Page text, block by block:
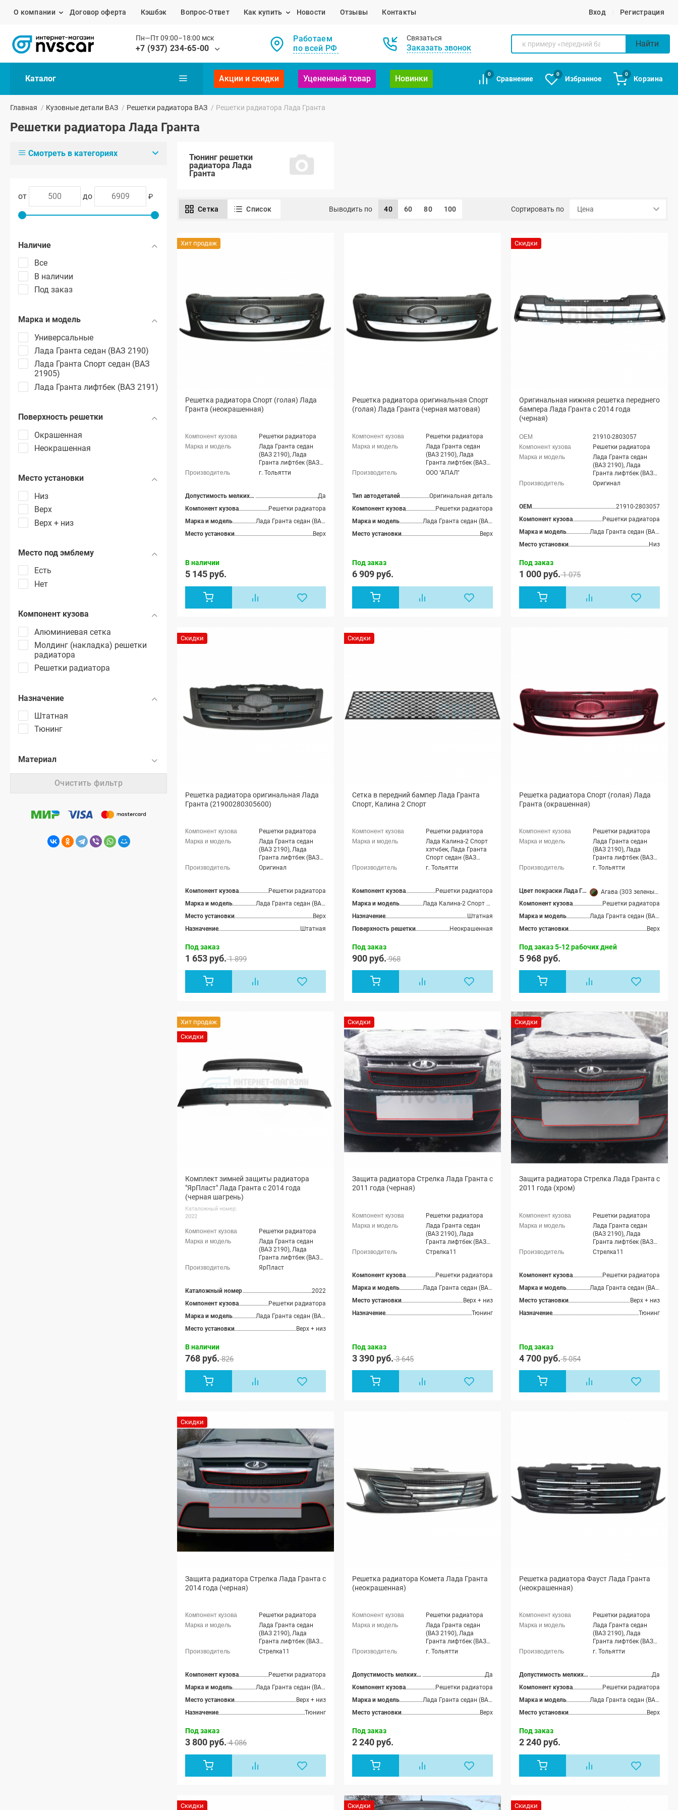
О компании Договор оферта Кэшбэк Вопрос-Ответ Как купить Новости Отзывы Контакты Вход Регистрация
Пн—Пт 09:00–18:00 мск
+7 (937) 234-65-00
Работаем
по всей РФ
Связаться
Заказать звонок Найти
Каталог Акции и скидки Уцененный товар Новинки
0
Сравнение
0
Избранное
0
Корзина
Главная / Кузовные детали ВАЗ / Решетки радиатора ВАЗ / Решетки радиатора Лада Гранта
Решетки радиатора Лада Гранта
Смотреть в категориях
от до ₽
Наличие
Все
В наличии
Под заказ
Марка и модель
Универсальные
Лада Гранта седан (ВАЗ 2190)
Лада Гранта Спорт седан (ВАЗ
21905)
Лада Гранта лифтбек (ВАЗ 2191)
Поверхность решетки
Окрашенная
Неокрашенная
Место установки
Низ
Верх
Верх + низ
Место под эмблему
Есть
Нет
Компонент кузова
Алюминиевая сетка
Молдинг (накладка) решетки
радиатора
Решетки радиатора
Назначение
Штатная
Тюнинг
Материал
Очистить фильтр
Тюнинг решетки
радиатора Лада
Гранта
Сетка Список Выводить по 40 60 80 100 Сортировать по
Хит продаж
Решетка радиатора Спорт (голая) Лада
Гранта (неокрашенная)
Решетки радиатора
Лада Гранта седан
(ВАЗ 2190), Лада
Гранта лифтбек (ВАЗ
2191)
г. Тольятти
Допустимость мелких царапин
Да
Компонент кузова
Решетки радиатора
Марка и модель
Лада Гранта седан (ВАЗ 2190), Лада Гранта лифтбек (ВАЗ 2191)
Место установки
Верх
В наличии
5 145 руб.
Решетка радиатора оригинальная Спорт
(голая) Лада Гранта (черная матовая)
Решетки радиатора
Лада Гранта седан
(ВАЗ 2190), Лада
Гранта лифтбек (ВАЗ
2191)
ООО "АПАЛ"
Тип автодеталей
Оригинальная деталь
Компонент кузова
Решетки радиатора
Марка и модель
Лада Гранта седан (ВАЗ 2190), Лада Гранта лифтбек (ВАЗ 2191)
Место установки
Верх
Под заказ
6 909 руб.
Скидки
Оригинальная нижняя решетка переднего
бампера Лада Гранта с 2014 года
(черная)
21910-2803057
Решетки радиатора
Лада Гранта седан
(ВАЗ 2190), Лада
Гранта лифтбек (ВАЗ
2191)
Оригинал
OEM
21910-2803057
Компонент кузова
Решетки радиатора
Марка и модель
Лада Гранта седан (ВАЗ 2190), Лада Гранта лифтбек (ВАЗ 2191)
Место установки
Низ
Под заказ
1 000 руб.1 075
Скидки
Решетка радиатора оригинальная Лада
Гранта (21900280305600)
Решетки радиатора
Лада Гранта седан
(ВАЗ 2190), Лада
Гранта лифтбек (ВАЗ
2191)
Оригинал
Компонент кузова
Решетки радиатора
Марка и модель
Лада Гранта седан (ВАЗ 2190), Лада Гранта лифтбек (ВАЗ 2191)
Место установки
Верх
Назначение
Штатная
Под заказ
1 653 руб.1 899
Скидки
Сетка в передний бампер Лада Гранта
Спорт, Калина 2 Спорт
Решетки радиатора
Лада Калина-2 Спорт
хэтчбек, Лада Гранта
Спорт седан (ВАЗ
21905)
г. Тольятти
Компонент кузова
Решетки радиатора
Марка и модель
Лада Калина-2 Спорт хэтчбек, Лада Гранта Спорт седан (ВАЗ 21905)
Назначение
Штатная
Поверхность решетки
Неокрашенная
Под заказ
900 руб.968
Решетка радиатора Спорт (голая) Лада
Гранта (окрашенная)
Решетки радиатора
Лада Гранта седан
(ВАЗ 2190), Лада
Гранта лифтбек (ВАЗ
2191)
г. Тольятти
Цвет покраски Лада Гранта
Агава (303 зеленый металлик)
Компонент кузова
Решетки радиатора
Марка и модель
Лада Гранта седан (ВАЗ 2190), Лада Гранта лифтбек (ВАЗ 2191)
Место установки
Верх
Под заказ 5-12 рабочих дней
5 968 руб.
Хит продаж
Скидки
Комплект зимней защиты радиатора
"ЯрПласт" Лада Гранта с 2014 года
(черная шагрень)
Каталожный номер:
2022
Решетки радиатора
Лада Гранта седан
(ВАЗ 2190), Лада
Гранта лифтбек (ВАЗ
2191)
ЯрПласт
Каталожный номер
2022
Компонент кузова
Решетки радиатора
Марка и модель
Лада Гранта седан (ВАЗ 2190), Лада Гранта лифтбек (ВАЗ 2191)
Место установки
Верх + низ
В наличии
768 руб.826
Скидки
Защита радиатора Стрелка Лада Гранта с
2011 года (черная)
Решетки радиатора
Лада Гранта седан
(ВАЗ 2190), Лада
Гранта лифтбек (ВАЗ
2191)
Стрелка11
Компонент кузова
Решетки радиатора
Марка и модель
Лада Гранта седан (ВАЗ 2190), Лада Гранта лифтбек (ВАЗ 2191)
Место установки
Верх + низ
Назначение
Тюнинг
Под заказ
3 390 руб.3 645
Скидки
Защита радиатора Стрелка Лада Гранта с
2011 года (хром)
Решетки радиатора
Лада Гранта седан
(ВАЗ 2190), Лада
Гранта лифтбек (ВАЗ
2191)
Стрелка11
Компонент кузова
Решетки радиатора
Марка и модель
Лада Гранта седан (ВАЗ 2190), Лада Гранта лифтбек (ВАЗ 2191)
Место установки
Верх + низ
Назначение
Тюнинг
Под заказ
4 700 руб.5 054
Скидки
Защита радиатора Стрелка Лада Гранта с
2014 года (черная)
Решетки радиатора
Лада Гранта седан
(ВАЗ 2190), Лада
Гранта лифтбек (ВАЗ
2191)
Стрелка11
Компонент кузова
Решетки радиатора
Марка и модель
Лада Гранта седан (ВАЗ 2190), Лада Гранта лифтбек (ВАЗ 2191)
Место установки
Верх + низ
Назначение
Тюнинг
Под заказ
3 800 руб.4 086
Решетка радиатора Комета Лада Гранта
(неокрашенная)
Решетки радиатора
Лада Гранта седан
(ВАЗ 2190), Лада
Гранта лифтбек (ВАЗ
2191)
г. Тольятти
Допустимость мелких царапин
Да
Компонент кузова
Решетки радиатора
Марка и модель
Лада Гранта седан (ВАЗ 2190), Лада Гранта лифтбек (ВАЗ 2191)
Место установки
Верх
Под заказ
2 240 руб.
Решетка радиатора Фауст Лада Гранта
(неокрашенная)
Решетки радиатора
Лада Гранта седан
(ВАЗ 2190), Лада
Гранта лифтбек (ВАЗ
2191)
г. Тольятти
Допустимость мелких царапин
Да
Компонент кузова
Решетки радиатора
Марка и модель
Лада Гранта седан (ВАЗ 2190), Лада Гранта лифтбек (ВАЗ 2191)
Место установки
Верх
Под заказ
2 240 руб.
Скидки Скидки Скидки